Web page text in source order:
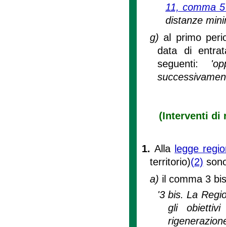
11, comma
distanze
g)al primo
data di
seguenti:
(Interventi di
1.Alla legge
territorio)(2)
a) il comma 3
'3 bis. La
gli